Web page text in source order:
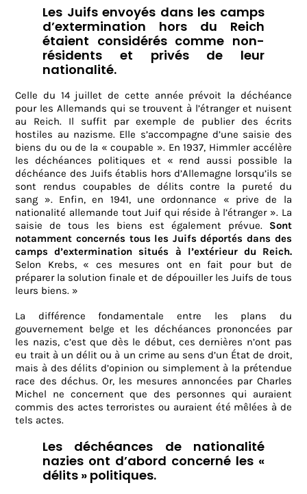
Les Juifs envoyés dans les camps
d’extermination hors du Reich
étaient considérés comme non-
résidents et privés de leur
nationalité.
Celle du 14 juillet de cette année prévoit la déchéance
pour les Allemands qui se trouvent à l’étranger et nuisent
au Reich. Il suffit par exemple de publier des écrits
hostiles au nazisme. Elle s’accompagne d’une saisie des
biens du ou de la « coupable ». En 1937, Himmler accélère
les déchéances politiques et « rend aussi possible la
déchéance des Juifs établis hors d’Allemagne lorsqu’ils se
sont rendus coupables de délits contre la pureté du
sang ». Enfin, en 1941, une ordonnance « prive de la
nationalité allemande tout Juif qui réside à l’étranger ». La
saisie de tous les biens est également prévue. Sont
notamment concernés tous les Juifs déportés dans des
camps d’extermination situés à l’extérieur du Reich.
Selon Krebs, « ces mesures ont en fait pour but de
préparer la solution finale et de dépouiller les Juifs de tous
leurs biens. »
La différence fondamentale entre les plans du
gouvernement belge et les déchéances prononcées par
les nazis, c’est que dès le début, ces dernières n’ont pas
eu trait à un délit ou à un crime au sens d’un État de droit,
mais à des délits d’opinion ou simplement à la prétendue
race des déchus. Or, les mesures annoncées par Charles
Michel ne concernent que des personnes qui auraient
commis des actes terroristes ou auraient été mêlées à de
tels actes.
Les déchéances de nationalité
nazies ont d’abord concerné les «
délits » politiques.